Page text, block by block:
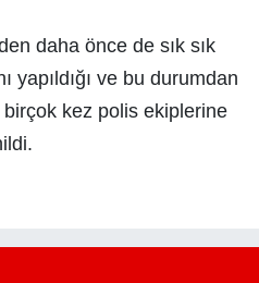
daha önce de sık sık
yapıldığı ve bu durumdan
birçok kez polis ekiplerine